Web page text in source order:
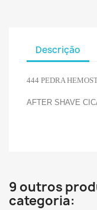
Descrição
444 PEDRA
AFTER SHAVE
9 outros
categoria: